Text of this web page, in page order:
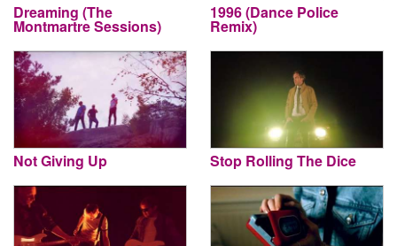
Dreaming (The
Montmartre Sessions)
1996 (Dance Police
Remix)
Not Giving Up Stop Rolling The Dice